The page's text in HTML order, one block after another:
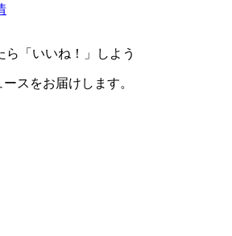
ら「いいね！」しよう
スをお届けします。